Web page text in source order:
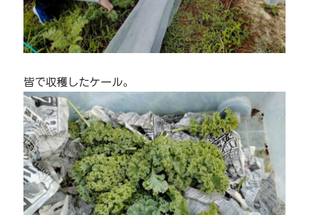
皆で収穫したケール。